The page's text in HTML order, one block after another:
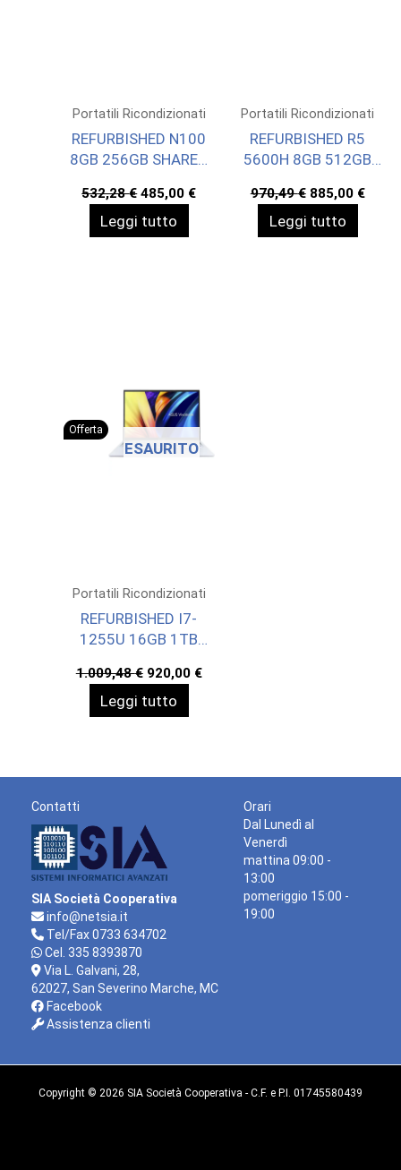
Portatili Ricondizionati
REFURBISHED N100
8GB 256GB SHARED
532,28€ Il
prezzo
originale
era:
485,00 €Il
Leggi tutto
Portatili Ricondizionati
REFURBISHED R5
5600H 8GB 512GB
970,49€ Il
prezzo
originale
era:
885,00 €Il
Leggi tutto
Offerta
ESAURITO
Portatili Ricondizionati
REFURBISHED I7-
1255U 16GB 1TB
1.009,48€ Il
prezzo
originale
era:
920,00 €Il
prezzo
Leggi tutto
Contatti
SIA Società Cooperativa
info@netsia.it
Tel/Fax 0733 634702
Cel. 335 8393870
Via L. Galvani, 28,
62027, San Severino Marche, MC
Facebook
Assistenza clienti
Orari
Dal Lunedì al
Venerdì
mattina 09:00 -
13:00
pomeriggio 15:00 -
19:00
Copyright © 2026 SIA Società Cooperativa - C.F. e P.I. 01745580439